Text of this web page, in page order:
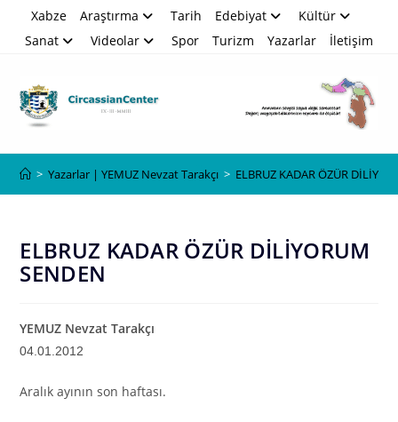
Xabze Araştırma Tarih Edebiyat
Kültür
Sanat
Videolar Spor Turizm Yazarlar İletişim
> Yazarlar | YEMUZ Nevzat Tarakçı > ELBRUZ KADAR ÖZÜR
ELBRUZ KADAR ÖZÜR DİLİYORUM
SENDEN
YEMUZ Nevzat Tarakçı
04 .01 .201 2
Aralık ayının son haftası.